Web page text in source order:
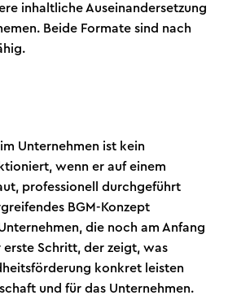
inhaltliche Auseinandersetzung
Beide Formate sind nach
Unternehmen ist kein
wenn er auf einem
professionell durchgeführt
BGM-Konzept
die noch am Anfang
Schritt, der zeigt, was
konkret leisten
und für das Unternehmen.